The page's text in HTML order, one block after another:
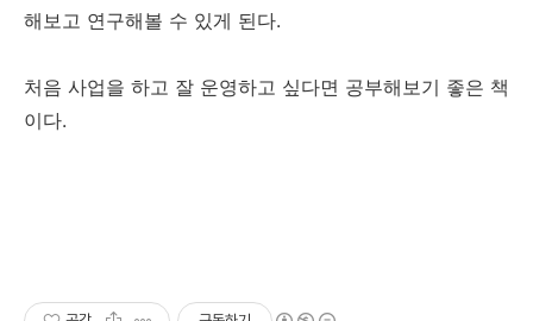
해보고 연구해볼 수 있게 된다.
처음 사업을 하고 잘 운영하고 싶다면 공부해보기 좋은 책
이다.